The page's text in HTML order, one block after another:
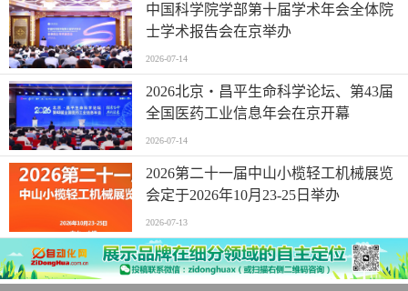
中国科学院学部第十届学术年会全体院
士学术报告会在京举办
2026-07-14
2026北京・昌平生命科学论坛、第43届
全国医药工业信息年会在京开幕
2026-07-14
2026第二十一届中山小榄轻工机械展览
会定于2026年10月23-25日举办
2026-07-13